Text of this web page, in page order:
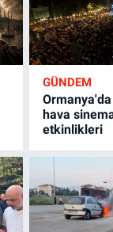
GÜNDEM
Ormanya'da
hava
etkinlikleri